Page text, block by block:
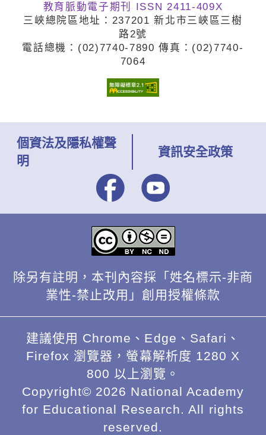
操作步驟、關鍵技術與自我檢核
表。書中亦提出四層次服務類型與
三種合作模式，協助場域與學校深
化互動，共同實踐優質的戶外教
教育脈動電子期刊 ISSN 2411-409X
三峽總院區地址：237201 新北市三峽區三樹
路2號
電話總機：(02)7740-7890 傳真：(02)7740-
7064
個資法及隱私權聲
明
資訊安全政策
除另有註明，本刊內容採「姓名標示-非商
業性-禁止改用」創用授權條款
建議使用 Chrome、Edge、Safari、
Firefox 瀏覽器，螢幕解析度 1280 X
800 以上瀏覽。
Copyright© 2026 National Academy
for Educational Research. All rights
reserved.